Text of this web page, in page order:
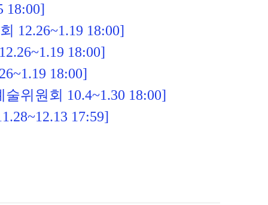
18:00]
12.26~1.19 18:00]
18:00]
18:00]
위원회 10.4~1.30 18:00]
17:59]